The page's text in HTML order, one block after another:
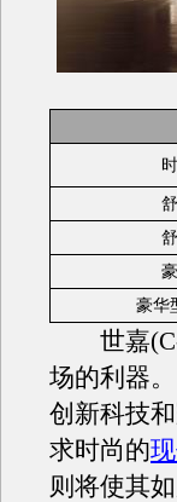
豪华
世嘉(C-
场的利器
创新科技
求时尚的
则将使其如